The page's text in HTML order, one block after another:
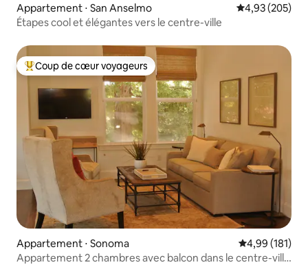
Appartement ⋅ San Anselmo Évaluation
4,93 (205)
Étapes cool et élégantes vers le centre-ville
Coups de cœur voyageurs les plus appréciés
Coup de cœur voyageurs
Appartement ⋅ Sonoma Évaluation
4,99 (181)
Appartement 2 chambres avec balcon dans le centre-ville